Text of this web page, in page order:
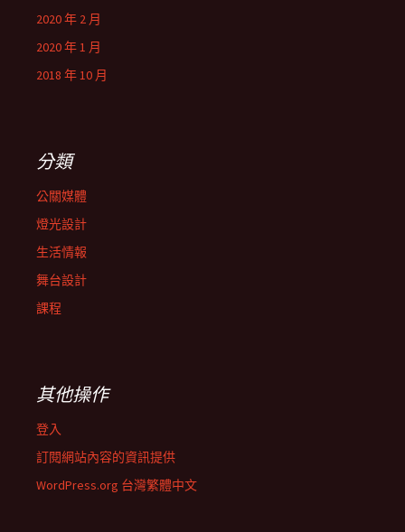
2020 年 2 月
2020 年 1 月
2018 年 10 月
分類
公關媒體
燈光設計
生活情報
舞台設計
課程
其他操作
登入
訂閱網站內容的資訊提供
WordPress.org 台灣繁體中文